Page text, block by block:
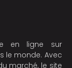
en ligne sur
le monde. Avec
marché, le site